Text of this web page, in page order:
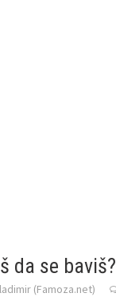
da se baviš?
(Famoza.net)